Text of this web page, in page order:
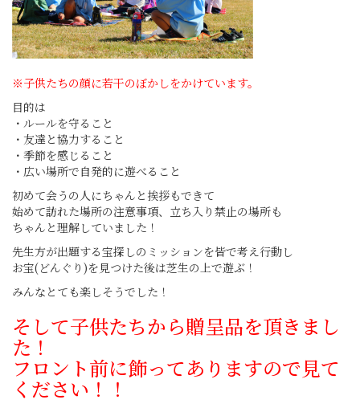
※子供たちの顔に若干のぼかしをかけています。
目的は
・ルールを守ること
・友達と協力すること
・季節を感じること
・広い場所で自発的に遊べること
初めて会うの人にちゃんと挨拶もできて
始めて訪れた場所の注意事項、立ち入り禁止の場所も
ちゃんと理解していました！
先生方が出題する宝探しのミッションを皆で考え行動し
お宝(どんぐり)を見つけた後は芝生の上で遊ぶ！
みんなとても楽しそうでした！
そして子供たちから贈呈品を頂きまし
た！
フロント前に飾ってありますので見て
ください！！